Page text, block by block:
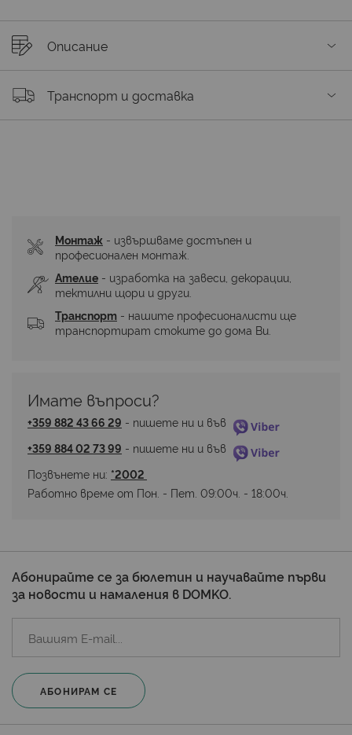
Описание
Транспорт и доставка
Монтаж - извършваме достъпен и
професионален монтаж.
Ателие - изработка на завеси, декорации,
тектилни щори и други.
Транспорт - нашите професионалисти ще
транспортират стоките до дома Ви.
Имате въпроси?
+359 882 43 66 29 - пишете ни и във
+359 884 02 73 99 - пишете ни и във
Позвънете ни: *2002
Работно време от Пон. - Пет. 09:00ч. - 18:00ч.
Абонирайте се за бюлетин и научавайте първи
за новости и намаления в DOMKO.
АБОНИРАМ СЕ